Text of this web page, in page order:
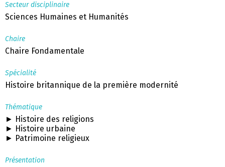
Secteur disciplinaire
Sciences Humaines et Humanités
Chaire
Chaire Fondamentale
Spécialité
Histoire britannique de la première modernité
Thématique
► Histoire des religions
► Histoire urbaine
► Patrimoine religieux
Présentation